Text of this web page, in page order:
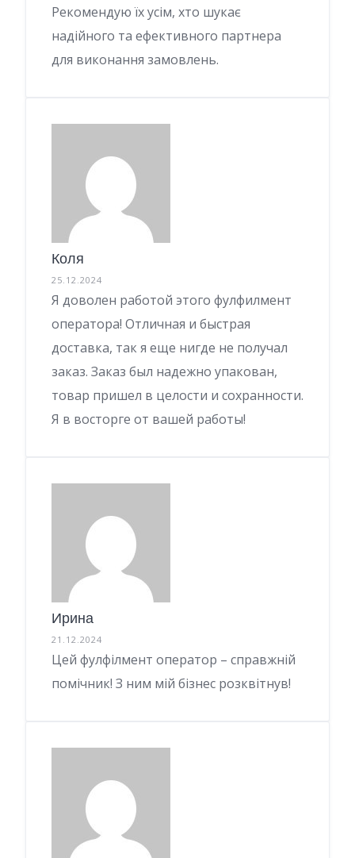
Рекомендую їх усім, хто шукає
надійного та ефективного партнера
для виконання замовлень.
Коля
25.12.2024
Я доволен работой этого фулфилмент
оператора! Отличная и быстрая
доставка, так я еще нигде не получал
заказ. Заказ был надежно упакован,
товар пришел в целости и сохранности.
Я в восторге от вашей работы!
Ирина
21.12.2024
Цей фулфілмент оператор – справжній
помічник! З ним мій бізнес розквітнув!